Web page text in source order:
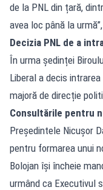
de la PNL din țară,
avea loc până la
Decizia PNL de a
În urma ședinței
Liberal a decis
majoră de direcție
Consultările pentru
Președintele Nicușor
pentru formarea unui
Bolojan își încheie
urmând ca Executivul